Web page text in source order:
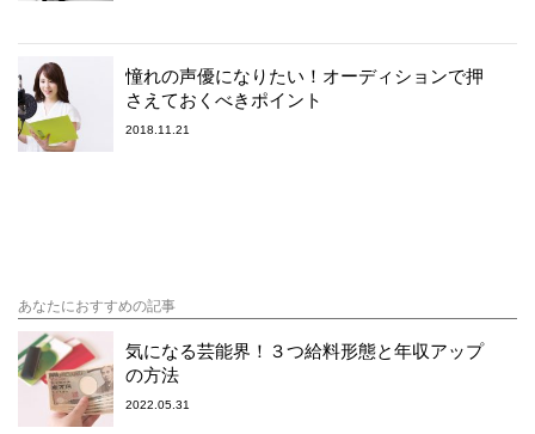
憧れの声優になりたい！オーディションで押
さえておくべきポイント
2018.11.21
あなたにおすすめの記事
気になる芸能界！３つ給料形態と年収アップ
の方法
2022.05.31